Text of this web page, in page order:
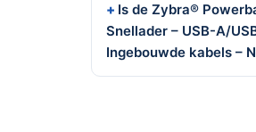
Is de Zybra®
Snellader – USB-A/
Ingebouwde kabels –